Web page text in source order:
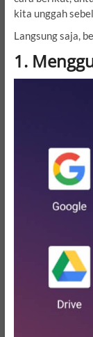
kita unggah
Langsung saja,
1.